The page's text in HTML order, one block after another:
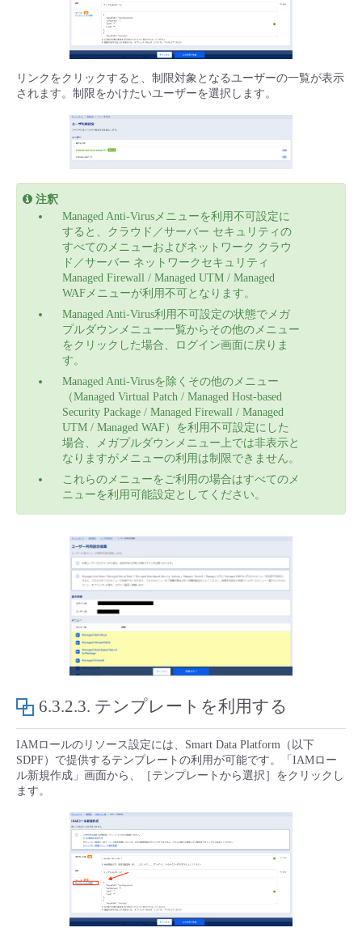
リンクをクリックすると、制限対象となるユーザーの一覧が表示
されます。制限をかけたいユーザーを選択します。
注釈
Managed Anti-Virusメニューを利用不可設定に
すると、クラウド／サーバー セキュリティの
すべてのメニューおよびネットワーク クラウ
ド／サーバー ネットワークセキュリティ
Managed Firewall / Managed UTM / Managed
WAFメニューが利用不可となります。
Managed Anti-Virus利用不可設定の状態でメガ
プルダウンメニュー一覧からその他のメニュー
をクリックした場合、ログイン画面に戻りま
す。
Managed Anti-Virusを除くその他のメニュー
（Managed Virtual Patch / Managed Host-based
Security Package / Managed Firewall / Managed
UTM / Managed WAF）を利用不可設定にした
場合、メガプルダウンメニュー上では非表示と
なりますがメニューの利用は制限できません。
これらのメニューをご利用の場合はすべてのメ
ニューを利用可能設定としてください。
6.3.2.3. テンプレートを利用する
IAMロールのリソース設定には、Smart Data Platform（以下
SDPF）で提供するテンプレートの利用が可能です。「IAMロー
ル新規作成」画面から、［テンプレートから選択］をクリックし
ます。